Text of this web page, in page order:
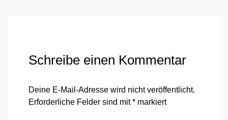
Schreibe einen Kommentar
Deine E-Mail-Adresse wird nicht veröffentlicht.
Erforderliche Felder sind mit* markiert